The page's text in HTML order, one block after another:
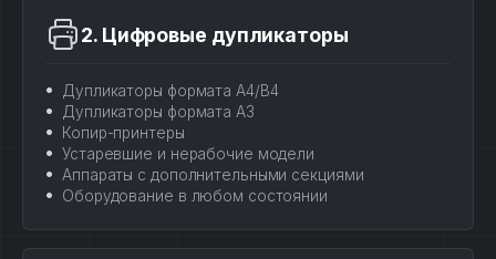
2. Цифровые дупликаторы
Дупликаторы формата А4/B4
Дупликаторы формата А3
Копир-принтеры
Устаревшие и нерабочие модели
Аппараты с дополнительными секциями
Оборудование в любом состоянии